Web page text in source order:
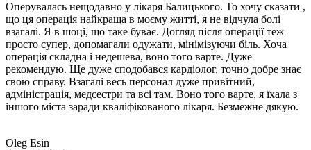
Оперувалась нещодавно у лікаря Балицького. То хочу сказати ,
що ця операція найкраща в моєму житті, я не відчула болі
взагалі. Я в шоці, що таке буває. Догляд після операції теж
просто супер, допомагали одужати, мінімізуючи біль. Хоча
операція складна і недешева, воно того варте. Дуже
рекомендую. Ще дуже сподобався кардіолог, точно добре знає
свою справу. Взагалі весь персонал дуже привітний,
адміністрація, медсестри та всі там. Воно того варте, я їхала з
іншого міста заради кваліфікованого лікаря. Безмежне дякую.
Oleg Esin